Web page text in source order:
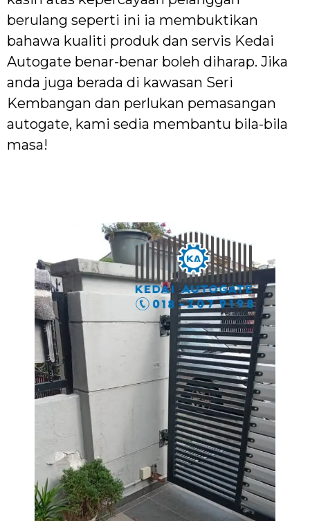
berulang seperti ini ia membuktikan
bahawa kualiti produk dan servis Kedai
Autogate benar-benar boleh diharap. Jika
anda juga berada di kawasan Seri
Kembangan dan perlukan pemasangan
autogate, kami sedia membantu bila-bila
masa!